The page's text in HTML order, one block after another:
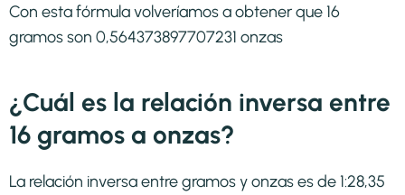
Con esta fórmula volveríamos a obtener que 16
gramos son 0,564373897707231 onzas
¿Cuál es la relación inversa entre
16 gramos a onzas?
La relación inversa entre gramos y onzas es de 1:28,35